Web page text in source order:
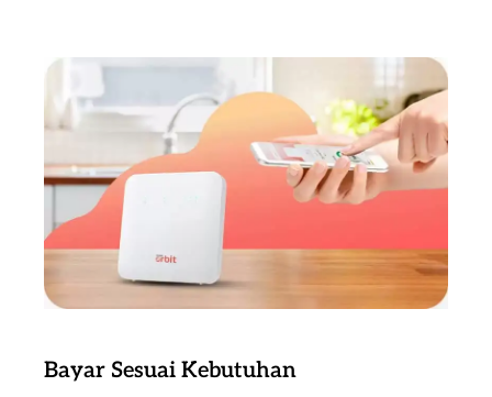
Bayar Sesuai Kebutuhan